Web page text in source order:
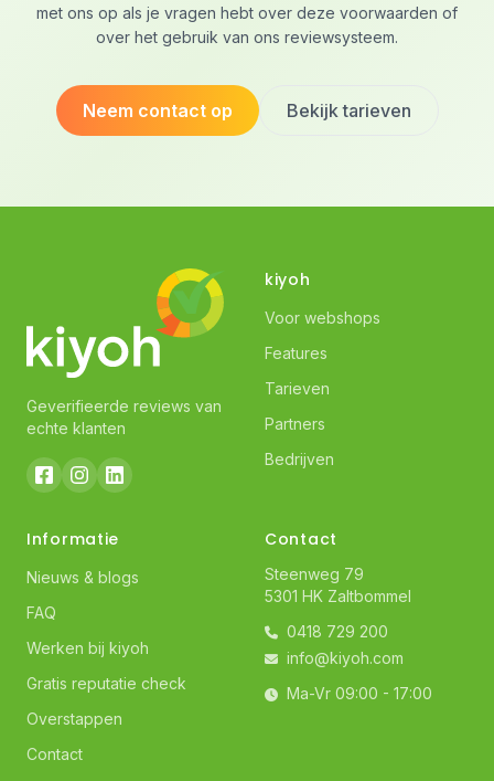
met ons op als je vragen hebt over deze voorwaarden of
over het gebruik van ons reviewsysteem.
Neem contact op Bekijk tarieven
Geverifieerde reviews van
echte klanten
kiyoh
Voor webshops
Features
Tarieven
Partners
Bedrijven
Informatie
Nieuws & blogs
FAQ
Werken bij kiyoh
Gratis reputatie check
Overstappen
Contact
Contact
Steenweg 79
5301 HK Zaltbommel
0418 729 200
info@kiyoh.com
Ma-Vr 09:00 - 17:00